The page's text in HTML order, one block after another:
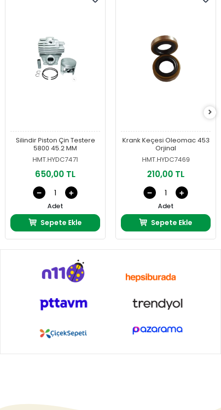
Silindir Piston Çin Testere
5800 45.2 MM
HMT.HYDC7471
650,00 TL
Adet
Sepete Ekle
Krank Keçesi Oleomac 453
Orjinal
HMT.HYDC7469
210,00 TL
Adet
Sepete Ekle